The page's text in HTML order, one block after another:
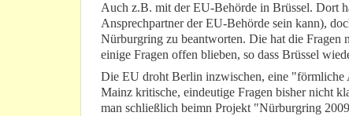
Auch z.B. mit der EU-Behörde in Brüssel. Dort
Ansprechpartner der EU-Behörde sein kann),
Nürburgring zu beantworten. Die hat die Fragen
einige Fragen offen blieben, so dass Brüssel
Die EU droht Berlin inzwischen, eine "förmliche
Mainz kritische, eindeutige Fragen bisher nicht
man schließlich beimn Projekt "Nürburgring